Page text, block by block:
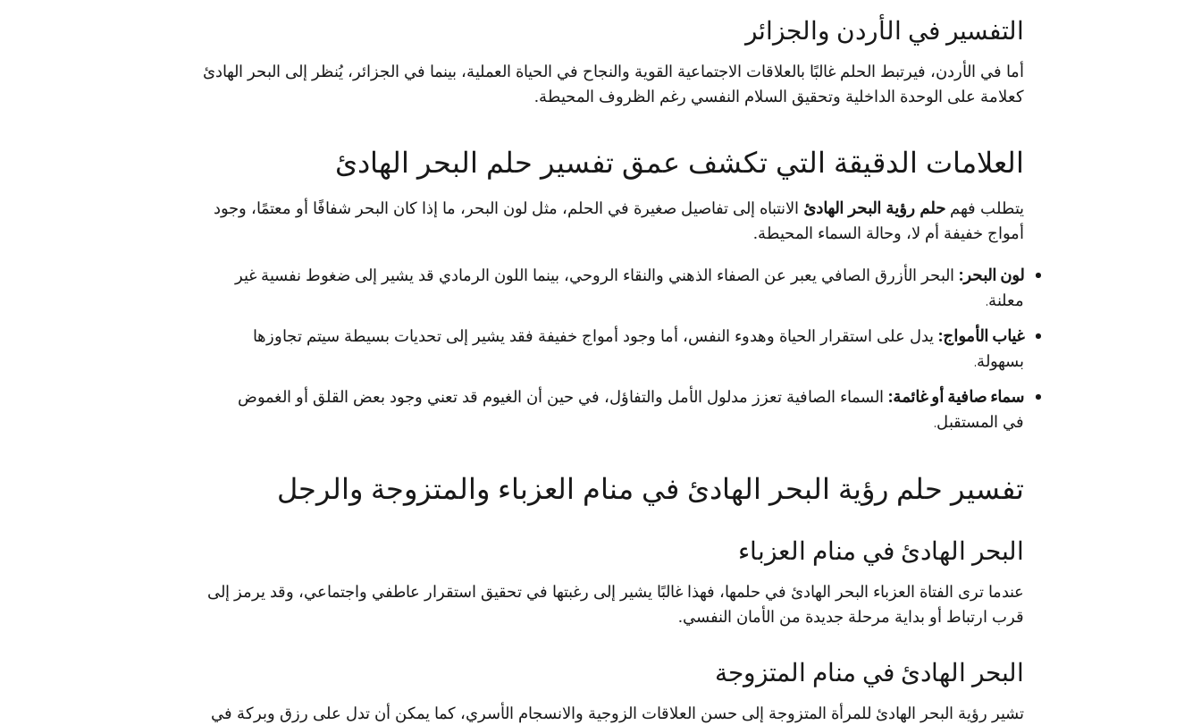
التفسير في الأردن والجزائر
أما في الأردن، فيرتبط الحلم غالبًا بالعلاقات الاجتماعية القوية والنجاح في الحياة العملية، بينما في الجزائر، يُنظر إلى البحر الهادئ
كعلامة على الوحدة الداخلية وتحقيق السلام النفسي رغم الظروف المحيطة.
العلامات الدقيقة التي تكشف عمق تفسير حلم البحر الهادئ
يتطلب فهم حلم رؤية البحر الهادئ الانتباه إلى تفاصيل صغيرة في الحلم، مثل لون البحر، ما إذا كان البحر شفافًا أو معتمًا، وجود
أمواج خفيفة أم لا، وحالة السماء المحيطة.
لون البحر: البحر الأزرق الصافي يعبر عن الصفاء الذهني والنقاء الروحي، بينما اللون الرمادي قد يشير إلى ضغوط نفسية غير
معلنة.
غياب الأمواج: يدل على استقرار الحياة وهدوء النفس، أما وجود أمواج خفيفة فقد يشير إلى تحديات بسيطة سيتم تجاوزها
بسهولة.
سماء صافية أو غائمة: السماء الصافية تعزز مدلول الأمل والتفاؤل، في حين أن الغيوم قد تعني وجود بعض القلق أو الغموض
في المستقبل.
تفسير حلم رؤية البحر الهادئ في منام العزباء والمتزوجة والرجل
البحر الهادئ في منام العزباء
عندما ترى الفتاة العزباء البحر الهادئ في حلمها، فهذا غالبًا يشير إلى رغبتها في تحقيق استقرار عاطفي واجتماعي، وقد يرمز إلى
قرب ارتباط أو بداية مرحلة جديدة من الأمان النفسي.
البحر الهادئ في منام المتزوجة
تشير رؤية البحر الهادئ للمرأة المتزوجة إلى حسن العلاقات الزوجية والانسجام الأسري، كما يمكن أن تدل على رزق وبركة في